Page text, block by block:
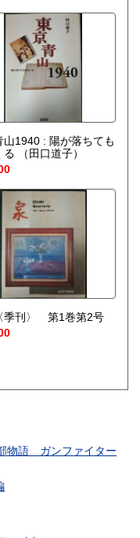
山1940 : 陽が落ちても
る
（田口道子）
刊〉 第1巻第2号
物語 ガンファイター